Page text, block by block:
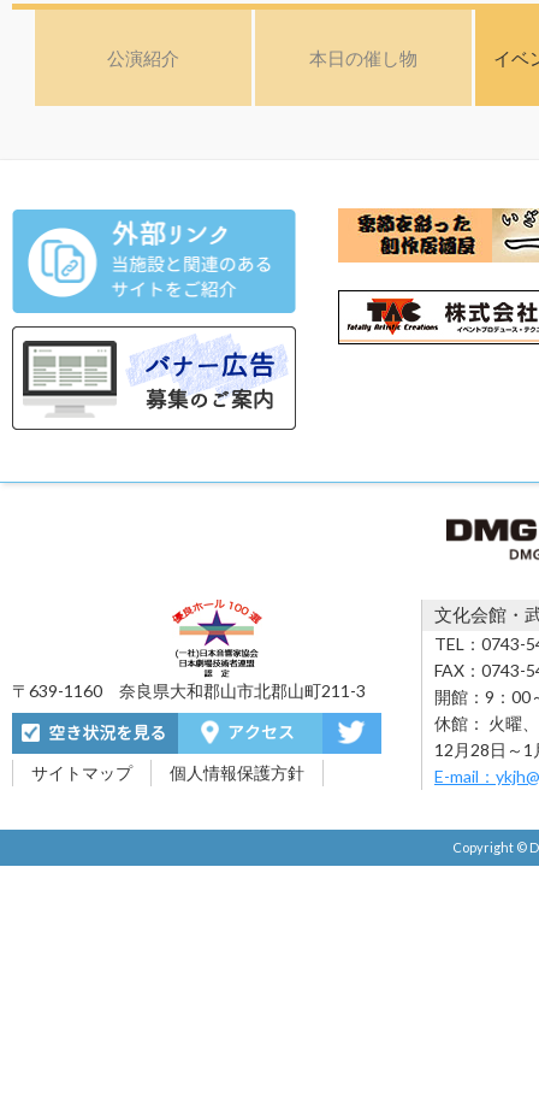
公演紹介 本日の催し物 イベ
〒639-1160 奈良県大和郡山市北郡山町211-3
サイトマップ 個人情報保護方針
文化会館・
TEL：0743-
FAX：0743-
開館：9：00
休館： 火曜
12月28日～1
E-mail：
Copyright ©